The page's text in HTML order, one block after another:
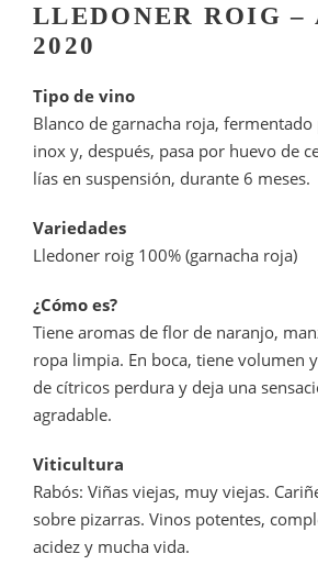
LLEDONER ROIG –
2020
Tipo de vino
Blanco de garnacha roja,
inox y, después, pasa por huevo de
lías en suspensión, durante 6 meses.
Variedades
Lledoner roig 100% (garnacha roja)
¿Cómo es?
Tiene aromas de flor de naranjo,
ropa limpia. En boca, tiene volumen
de cítricos perdura y deja una
agradable.
Viticultura
Rabós: Viñas viejas, muy viejas.
sobre pizarras. Vinos potentes,
acidez y mucha vida.